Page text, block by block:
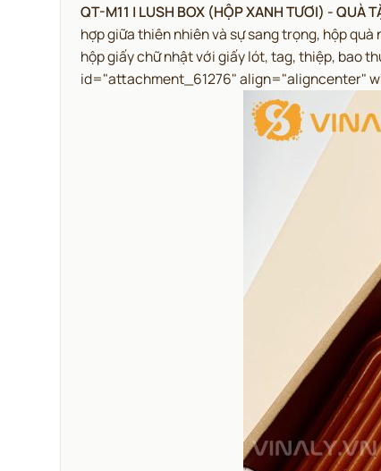
QT-M11 | LUSH BOX (HỘP XANH TƯƠI) - QUÀ
hợp giữa thiên nhiên và sự sang trọng, hộp
hộp giấy chữ nhật với giấy lót, tag, thiệp, bao
id="attachment_61276" align="aligncenter"